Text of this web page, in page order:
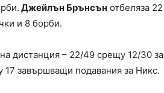
Джейлън Брънсън отбеляза 22
и 8 борби.
дистанция – 22/49 срещу 12/30 за
завършващи подавания за Никс.